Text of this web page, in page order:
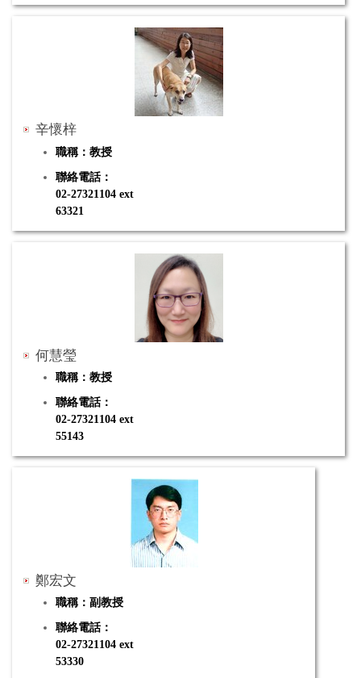
電子郵件：jwlin@mail.ntue.edu.tw
研究專長：概念改變與演化、模型與建模、科學素養評
辛懷梓
職稱：教授
聯絡電話：
02-27321104 ext
63321
電子郵件：hth@tea.ntue.edu.tw
研究專長：環境教育、環境安全與衛生、健康與體育、
國小自然領域教材教法
何慧瑩
職稱：教授
聯絡電話：
02-27321104 ext
55143
電子郵件：hueiying@mail.ntue.edu.tw
研究專長：科學教育、跨領域教學、實驗設計、教具設
計、磁性奈米材料學、薄膜成長技術
鄭宏文
職稱：副教授
聯絡電話：
02-27321104 ext
53330